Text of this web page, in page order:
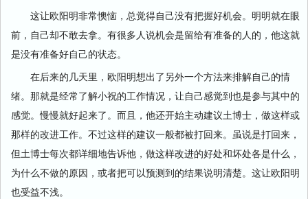
这让欧阳明非常懊恼，总觉得自己没有把握好机会。明明就在眼
前，自己却不敢去拿。有很多人说机会是留给有准备的人的，他这就
是没有准备好自己的状态。
在后来的几天里，欧阳明想出了另外一个方法来排解自己的情
绪。那就是经常了解小祝的工作情况，让自己感觉到也是参与其中的
感觉。慢慢就好起来了。而且，他还开始主动建议土博士，做这样或
那样的改进工作。不过这样的建议一般都被打回来。虽说是打回来，
但土博士每次都详细地告诉他，做这样改进的好处和坏处各是什么，
为什么不做的原因，或者把可以预测到的结果说明清楚。这让欧阳明
也受益不浅。